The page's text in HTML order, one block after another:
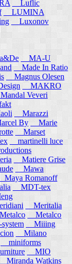
Luflic
LUMINA
Luxonov
MA-U
Made In Ratio
Magnus Olesen
MAKRO
Veveri
Marazzi
By
Marie
Marset
martinelli luce
Matiere Grise
Mawa
Maya Romanoff
MDT-tex
Meritalia
Metalco
Miiing
Milano
miniforms
MIO
Miranda Watkins